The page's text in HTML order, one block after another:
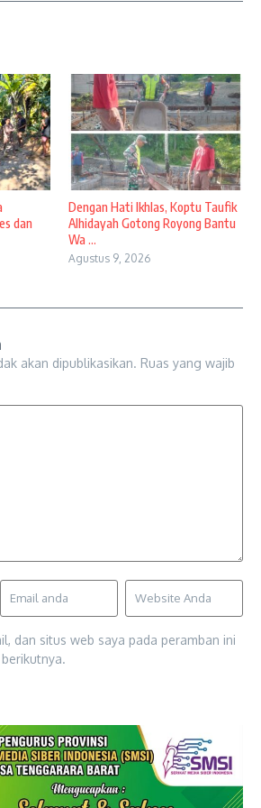
dan
Dengan Hati Ikhlas, Koptu Taufik
Alhidayah Gotong Royong Bantu
Wa ...
Agustus 9, 2026
akan dipublikasikan. Ruas yang wajib
dan situs web saya pada peramban ini